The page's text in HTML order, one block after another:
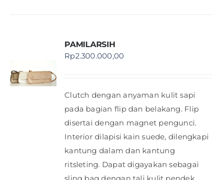
PAMILARSIH
Rp2.300.000,00
Clutch dengan anyaman kulit sapi
pada bagian flip dan belakang. Flip
disertai dengan magnet pengunci.
Interior dilapisi kain suede, dilengkapi
kantung dalam dan kantung
ritsleting. Dapat digayakan sebagai